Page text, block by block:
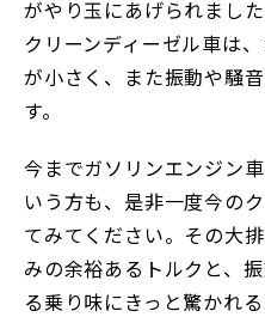
がやり玉にあげられまし
クリーンディーゼル車は
が小さく、また振動や騒
す。
今までガソリンエンジン
いう方も、是非一度今の
てみてください。その大
みの余裕あるトルクと、
る乗り味にきっと驚かれ